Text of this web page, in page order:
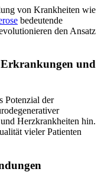
von Krankheiten wie
bedeutende
den Ansatz
Erkrankungen und
Potenzial der
und Herzkrankheiten hin.
vieler Patienten